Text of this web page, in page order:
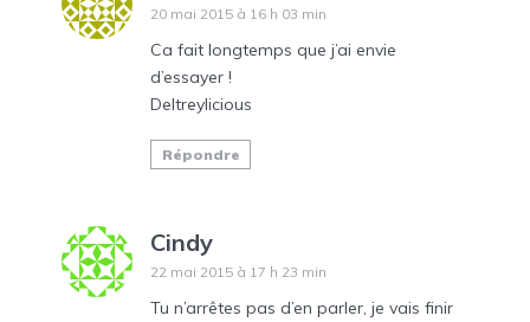
20 mai 2015 à 16 h 03 min
Ca fait longtemps que j’ai envie
d’essayer !
Deltreylicious
Répondre
Cindy
22 mai 2015 à 17 h 23 min
Tu n’arrêtes pas d’en parler, je vais finir